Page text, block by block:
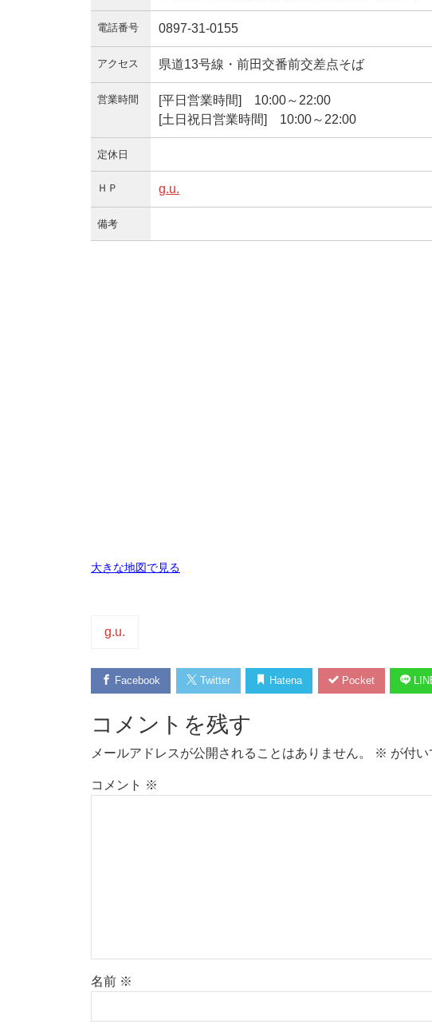
電話番号 0897-31-0155
アクセス 県道13号線・前田交番前交差点そば
営業時間
[平日営業時間] 10:00～22:00
[土日祝日営業時間] 10:00～22:00
定休日
ＨＰ g.u.
備考
大きな地図で見る
g.u.
Facebook Twitter Hatena Pocket
コメントを残す
メールアドレスが公開されることはありません。 ※ が付
コメント ※
名前 ※